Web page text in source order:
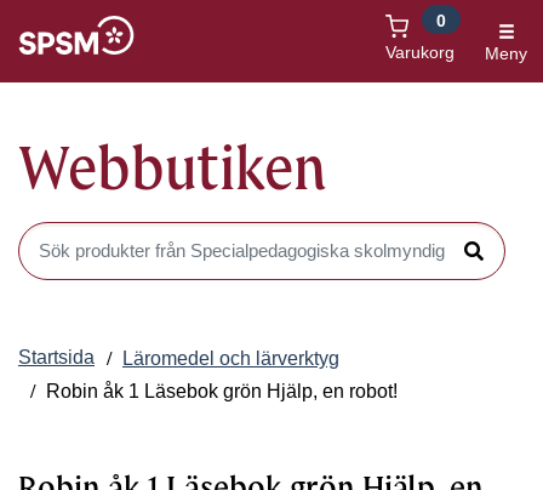
Varukorg
0
Meny
Webbutiken
Sök produkter i Webbutiken
Sök
Startsida
Läromedel och lärverktyg
Robin åk 1 Läsebok grön Hjälp, en robot!